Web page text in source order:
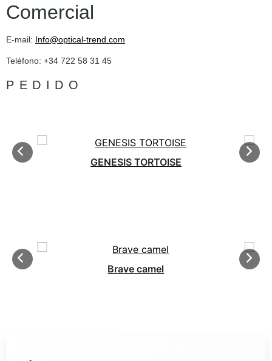
Comercial
E-mail: Info@optical-trend.com
Teléfono: +34 722 58 31 45
PEDIDO
GENESIS TORTOISE
Brave camel